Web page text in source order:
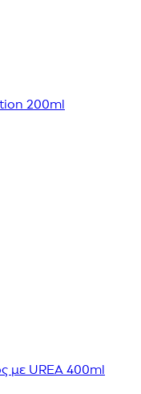
200ml
με UREA 400ml